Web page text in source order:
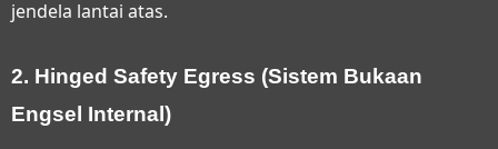
jendela lantai atas.
2. Hinged Safety Egress (Sistem Bukaan
Engsel Internal)